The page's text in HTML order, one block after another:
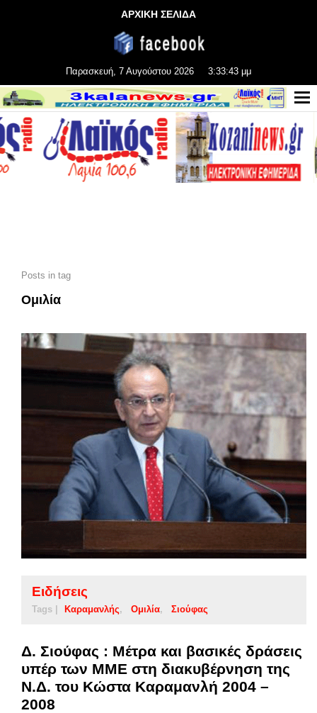
ΑΡΧΙΚΗ ΣΕΛΙΔΑ
Παρασκευή, 7 Αυγούστου 2026 3:33:45 μμ
Posts in tag
Ομιλία
Ειδήσεις
Tags | Καραμανλής Ομιλία Σιούφας
Δ. Σιούφας : Μέτρα και βασικές δράσεις
υπέρ των ΜΜΕ στη διακυβέρνηση της
Ν.Δ. του Κώστα Καραμανλή 2004 –
2008